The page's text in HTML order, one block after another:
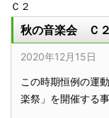
Ｃ２
秋の音楽会 Ｃ２
2020年12月15日
この時期恒例の運
楽祭」を開催する